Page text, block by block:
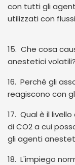
con tutti gli
utilizzati con
15. Che cosa
anestetici volatili?
16. Perché gli
reagiscono con
17. Qual è il
di CO2 a cui
gli agenti
18. L'impiego